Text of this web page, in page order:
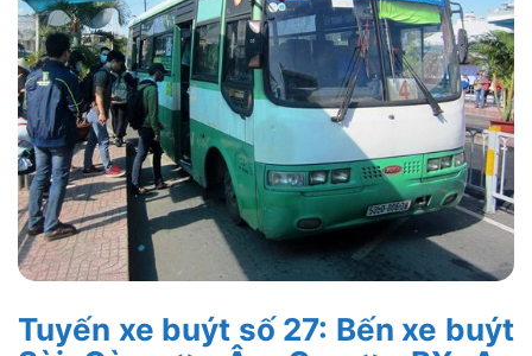
Tuyến xe buýt số 27: Bến xe buýt